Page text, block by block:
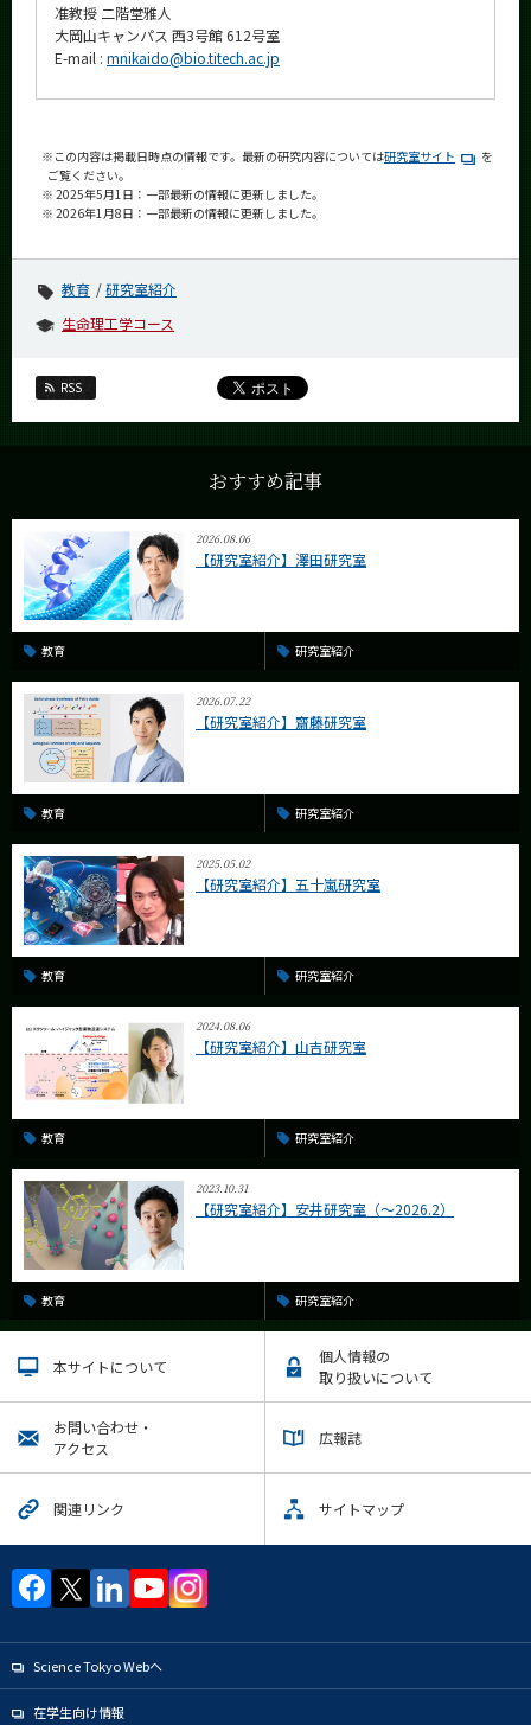
准教授 二階堂雅人
大岡山キャンパス 西3号館 612号室
E-mail : mnikaido@bio.titech.ac.jp
※この内容は掲載日時点の情報です。最新の研究内容については研究室サイト
を
ご覧ください。
※ 2025年5月1日：一部最新の情報に更新しました。
※ 2026年1月8日：一部最新の情報に更新しました。
教育
研究室紹介
生命理工学コース
RSS
おすすめ記事
2026.08.06
【研究室紹介】澤田研究室
教育 研究室紹介
2026.07.22
【研究室紹介】齋藤研究室
教育 研究室紹介
2025.05.02
【研究室紹介】五十嵐研究室
教育 研究室紹介
2024.08.06
【研究室紹介】山吉研究室
教育 研究室紹介
2023.10.31
【研究室紹介】安井研究室（～2026.2）
教育 研究室紹介
本サイトについて
個人情報の
取り扱いについて
お問い合わせ・
アクセス
広報誌
関連リンク サイトマップ
Science Tokyo Webヘ
在学生向け情報